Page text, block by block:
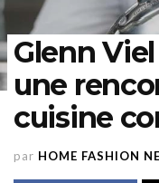
Glenn
une
cuisine
par HOME FASHION